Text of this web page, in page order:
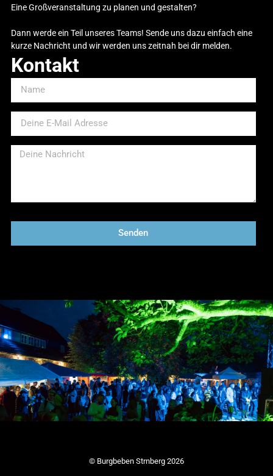
Eine Großveranstaltung zu planen und gestalten?
Dann werde ein Teil unseres Teams! Sende uns dazu einfach eine
kurze Nachricht und wir werden uns zeitnah bei dir melden.
Kontakt
Senden
© Burgbeben Strnberg 2026